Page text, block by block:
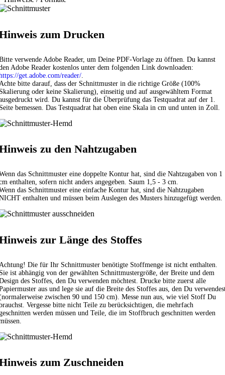
zum Drucken
verwende Adobe Reader, um Deine PDF-Vorlage zu öffnen. Du kannst
Adobe Reader kostenlos unter dem folgenden Link downloaden:
get.adobe.com/reader/
bitte darauf, dass der Schnittmuster in die richtige Größe (100%
oder keine Skalierung), einseitig und auf ausgewähltem Format
wird. Du kannst für die Überprüfung das Testquadrat auf der 1.
bemessen. Das Testquadrat hat oben eine Skala in cm und unten in Zoll.
zu den Nahtzugaben
das Schnittmuster eine doppelte Kontur hat, sind die Nahtzugaben von 1
enthalten, sofern nicht anders angegeben. Saum 1,5 - 3 cm.
das Schnittmuster eine einfache Kontur hat, sind die Nahtzugaben
enthalten und müssen beim Auslegen des Musters hinzugefügt werden.
zur Länge des Stoffes
Die für Ihr Schnittmuster benötigte Stoffmenge ist nicht enthalten.
ist abhängig von der gewählten Schnittmustergröße, der Breite und dem
des Stoffes, den Du verwenden möchtest. Drucke bitte zuerst alle
aus und lege sie auf die Breite des Stoffes aus, den Du
zwischen 90 und 150 cm). Messe nun aus, wie viel Stoff Du
Vergesse bitte nicht Teile zu berücksichtigen, die mehrfach
werden müssen und Teile, die im Stoffbruch geschnitten werden
zum Zuschneiden